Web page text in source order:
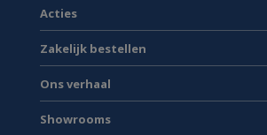
Acties
Zakelijk bestellen
Ons verhaal
Showrooms